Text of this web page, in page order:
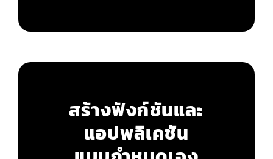
สร้างฟังก์ชันและ
แอปพลิเคชัน